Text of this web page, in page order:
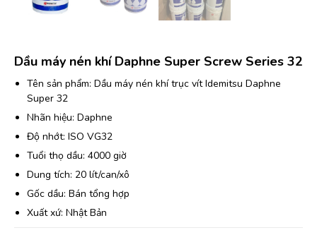
Dầu máy nén khí Daphne Super Screw Series 32
Tên sản phẩm: Dầu máy nén khí trục vít Idemitsu Daphne
Super 32
Nhãn hiệu: Daphne
Độ nhớt: ISO VG32
Tuổi thọ dầu: 4000 giờ
Dung tích: 20 lít/can/xô
Gốc dầu: Bán tổng hợp
Xuất xứ: Nhật Bản